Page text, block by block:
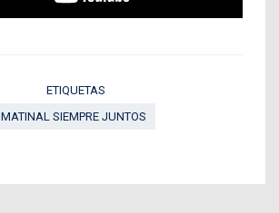
ETIQUETAS
MATINAL SIEMPRE JUNTOS